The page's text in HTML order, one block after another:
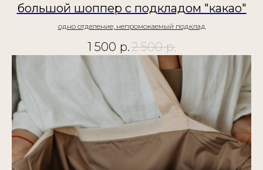
большой шоппер с подкладом "какао"
одно отделение, непромокаемый подклад
1 500 р.2 500 р.